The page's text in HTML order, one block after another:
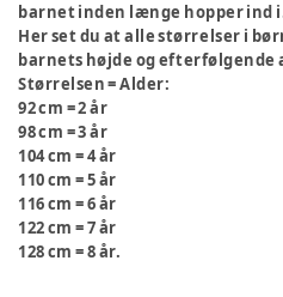
barnet inden længe hopper ind
Her set du at alle størrelser i
barnets højde og efterfølgende
Størrelsen = Alder:
92 cm = 2 år
98 cm = 3 år
104 cm = 4 år
110 cm = 5 år
116 cm = 6 år
122 cm = 7 år
128 cm = 8 år.